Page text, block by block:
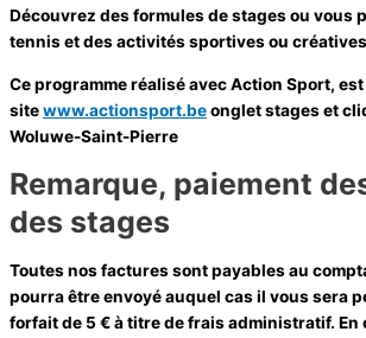
Découvrez des formules de stages ou vous
tennis et des activités sportives ou
Ce programme réalisé avec Action Sport,
sitewww.actionsport.beonglet stages et
Woluwe-Saint-Pierre
Remarque, paiement
des stages
Toutes nos factures sont payables au
pourra être envoyé auquel cas il vous sera
forfait de 5 € à titre de frais administratif. En